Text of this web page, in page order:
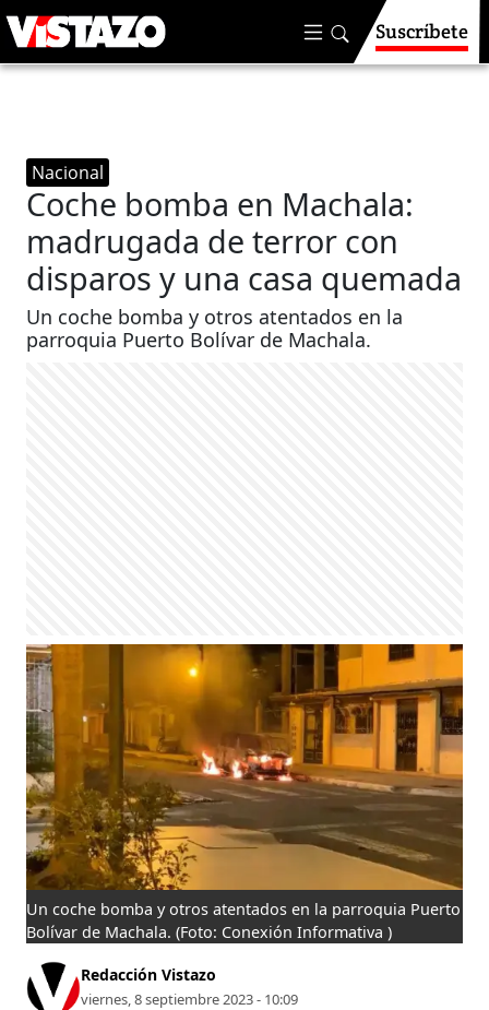
Suscríbete
Nacional
Coche bomba en Machala:
madrugada de terror con
disparos y una casa quemada
Un coche bomba y otros atentados en la
parroquia Puerto Bolívar de Machala.
Un coche bomba y otros atentados en la parroquia Puerto
Bolívar de Machala.(Foto: Conexión Informativa )
Redacción Vistazo
viernes, 8 septiembre 2023 - 10:09